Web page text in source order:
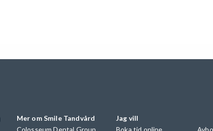
Mer om Smile Tandvård
Colosseum Dental Group
Jag vill
Boka tid online